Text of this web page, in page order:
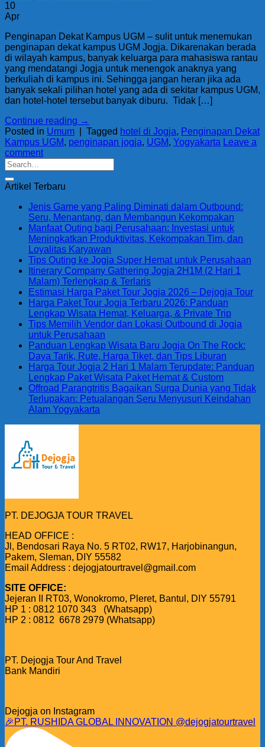
10
Apr
Penginapan Dekat Kampus UGM – sulit untuk menemukan
penginapan dekat kampus UGM Jogja. Dikarenakan berada
di wilayah kampus, banyak keluarga para mahasiswa rantau
yang mendatangi Jogja untuk menengok anaknya yang
berkuliah di kampus ini. Sehingga jangan heran jika ada
banyak sekali pilihan hotel yang ada di sekitar kampus UGM,
dan hotel-hotel tersebut banyak diburu. Tidak […]
Continue reading →
Posted in Umum Tagged hotel di Jogja, Penginapan Dekat
Kampus UGM, penginapan jogja, UGM, Yogyakarta Leave a
comment
Artikel Terbaru
Jenis Game yang Paling Diminati dalam Outbound:
Seru, Menantang, dan Membangun Kekompakan
Manfaat Outing bagi Perusahaan: Investasi untuk
Meningkatkan Produktivitas, Kekompakan Tim, dan
Loyalitas Karyawan
Tips Outing ke Jogja Super Hemat untuk Perusahaan
Itinerary Company Gathering Jogja 2H1M (2 Hari 1
Malam) Terlengkap & Terlaris
Estimasi Harga Paket Tour Jogja 2026 – Dejogja Tour
Harga Paket Tour Jogja Terbaru 2026: Panduan
Lengkap Wisata Hemat, Keluarga, & Private Trip
Tips Memilih Vendor dan Lokasi Outbound di Jogja
untuk Perusahaan
Panduan Lengkap Wisata Baru Jogja On The Rock:
Daya Tarik, Rute, Harga Tiket, dan Tips Liburan
Harga Tour Jogja 2 Hari 1 Malam Terupdate: Panduan
Lengkap Paket Wisata Paket Hemat & Custom
Offroad Parangtritis Bagaikan Surga Dunia yang Tidak
Terlupakan: Petualangan Seru Menyusuri Keindahan
Alam Yogyakarta
PT. DEJOGJA TOUR TRAVEL
HEAD OFFICE :
Jl, Bendosari Raya No. 5 RT02, RW17, Harjobinangun,
Pakem, Sleman, DIY 55582
Email Address : dejogjatourtravel@gmail.com
SITE OFFICE:
Jejeran II RT03, Wonokromo, Pleret, Bantul, DIY 55791
HP 1 : 0812 1070 343 (Whatsapp)
HP 2 : 0812 6678 2979 (Whatsapp)
PT. Dejogja Tour And Travel
Bank Mandiri
Dejogja on Instagram
🎉PT. RUSHIDA GLOBAL INNOVATION @dejogjatourtravel